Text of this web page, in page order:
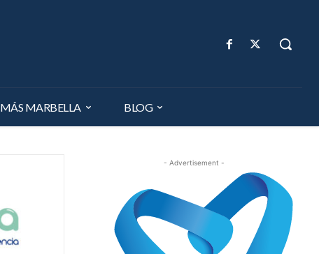
MÁS MARBELLA BLOG
- Advertisement -